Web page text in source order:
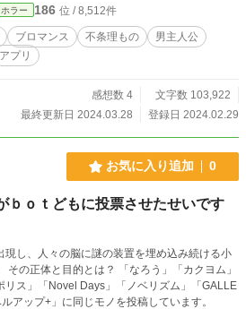
ホラー 186 位 / 8,512件
ブロマンス 不条理もの
男主人公
アプリ
感想数 4
文字数 103,922
最終更新日 2024.03.28
登録日 2024.02.29
お気に入り追加 0
ｂｏｔどもに投票させたせいです
現し、人々の脳に謎の装置を埋め込み続ける小
その正体と目的とは？ 「なろう」「カクヨム」
リス」「Novel Days」「ノベリズム」「GALLE
アップ+」に同じモノを投稿しています。